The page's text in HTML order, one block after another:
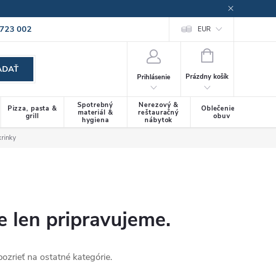
002
policy EUR
Prihlásenie
NÁKUPNÝ
Prázdny košík
Pizza, pasta &
grill
Spotrebný
materiál &
hygiena
Nerezový &
reštauračný
nábytok
Oblečenie &
obuv
len pripravujeme.
na ostatné kategórie.